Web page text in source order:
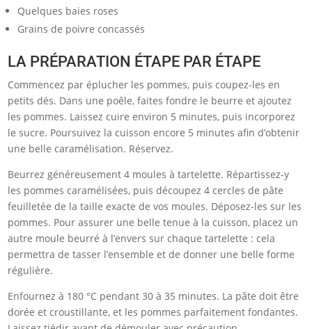
Quelques baies roses
Grains de poivre concassés
LA PRÉPARATION ÉTAPE PAR ÉTAPE
Commencez par éplucher les pommes, puis coupez-les en
petits dés. Dans une poêle, faites fondre le beurre et ajoutez
les pommes. Laissez cuire environ 5 minutes, puis incorporez
le sucre. Poursuivez la cuisson encore 5 minutes afin d’obtenir
une belle caramélisation. Réservez.
Beurrez généreusement 4 moules à tartelette. Répartissez-y
les pommes caramélisées, puis découpez 4 cercles de pâte
feuilletée de la taille exacte de vos moules. Déposez-les sur les
pommes. Pour assurer une belle tenue à la cuisson, placez un
autre moule beurré à l’envers sur chaque tartelette : cela
permettra de tasser l’ensemble et de donner une belle forme
régulière.
Enfournez à 180 °C pendant 30 à 35 minutes. La pâte doit être
dorée et croustillante, et les pommes parfaitement fondantes.